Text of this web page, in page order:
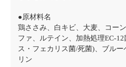
●原材料名
鶏ささみ、白キビ、大麦、コー
ファ、ルテイン、加熱処理EC-
ス・フェカリス菌/死菌)、ブル
リン